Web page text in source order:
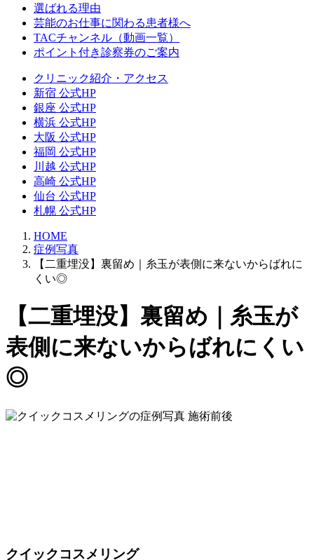
選ばれる理由
芸能のお仕事に関わる患者様へ
TACチャンネル（動画一覧）
ポイント付き診察券のご案内
クリニック紹介・アクセス
新宿 公式HP
銀座 公式HP
横浜 公式HP
大阪 公式HP
福岡 公式HP
川越 公式HP
高崎 公式HP
仙台 公式HP
札幌 公式HP
HOME
症例写真
【二重埋没】裏留め｜糸玉が表側に来ないからばれに
くい◎
【二重埋没】裏留め｜糸玉が
表側に来ないからばれにくい
◎
クイックコスメリング